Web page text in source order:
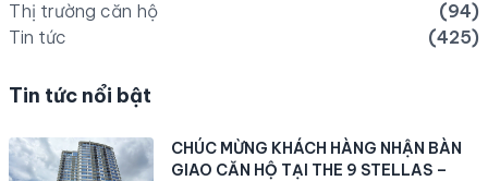
Thị trường căn hộ
(94)
Tin tức
(425)
Tin tức nổi bật
CHÚC MỪNG KHÁCH HÀNG NHẬN BÀN
GIAO CĂN HỘ TẠI THE 9 STELLAS –